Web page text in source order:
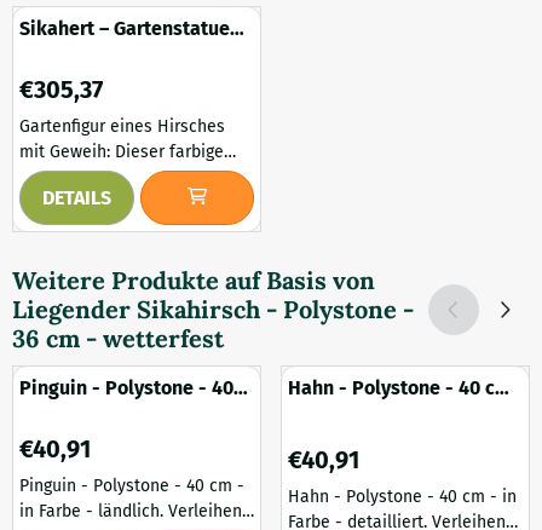
Sikahert – Gartenstatue
Preis: 305,37
€305,37
Gartenfigur eines Hirsches
mit Geweih: Dieser farbige
Sikahirsch ist aus Polystone
(hochwertigem Kunststoff)
gefertigt und ein exklusives
die natürliche Pracht des
Waldes in Ihren Garten mit
dieser imposanten Statue
eines Sika-Hirsches. Mit ihrer
beeindruckenden Größe und
detailreichen Verarbeitung ist
DETAILS
Weitere Produkte auf Basis von
Liegender Sikahirsch - Polystone -
36 cm - wetterfest
Pinguin - Polystone - 40
Preis: 40,91
€40,91
Pinguin - Polystone - 40 cm -
in Farbe - ländlich. Verleihen
Hahn - Polystone - 40 cm
Preis: 40,91
€40,91
Hahn - Polystone - 40 cm - in
Farbe - detailliert. Verleihen